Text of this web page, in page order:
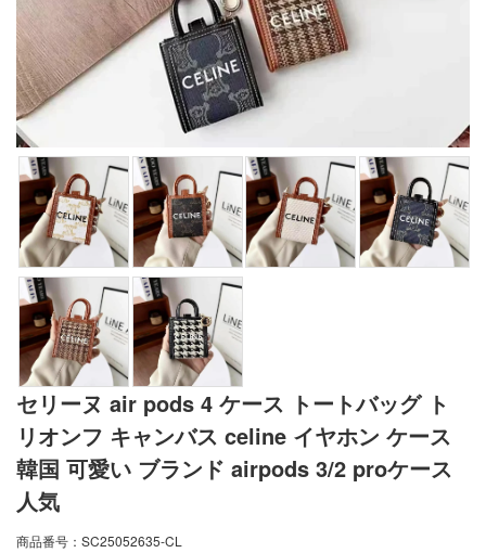
セリーヌ air pods 4 ケース トートバッグ ト
リオンフ キャンバス celine イヤホン ケース
韓国 可愛い ブランド airpods 3/2 proケース
人気
商品番号： SC25052635-CL